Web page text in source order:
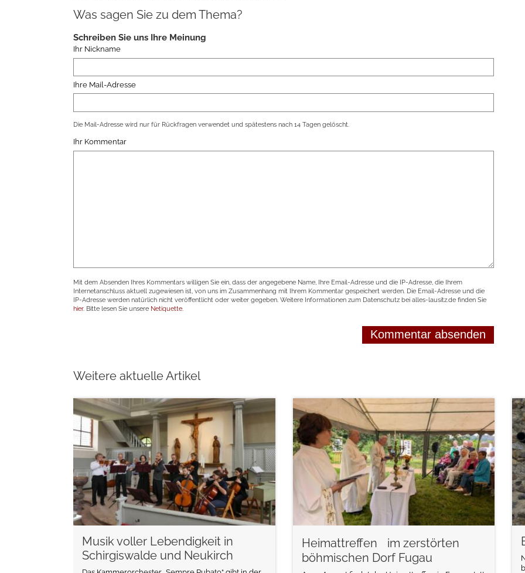
Was sagen Sie zu dem Thema?
Schreiben Sie uns Ihre Meinung
Ihr Nickname
Ihre Mail-Adresse
Die Mail-Adresse wird nur für Rückfragen verwendet und spätestens nach 14 Tagen gelöscht.
Ihr Kommentar
Mit dem Absenden Ihres Kommentars willigen Sie ein, dass der angegebene Name, Ihre Email-Adresse und die IP-Adresse, die Ihrem
Internetanschluss aktuell zugewiesen ist, von uns im Zusammenhang mit Ihrem Kommentar gespeichert werden. Die Email-Adresse und die
IP-Adresse werden natürlich nicht veröffentlicht oder weiter gegeben. Weitere Informationen zum Datenschutz bei alles-lausitz.de finden Sie
hier. Bitte lesen Sie unsere Netiquette.
Weitere aktuelle Artikel
Musik voller Lebendigkeit in
Schirgiswalde und Neukirch
weiterlesen
Heimattreffen im zerstörten
böhmischen Dorf Fugau
weiterlesen